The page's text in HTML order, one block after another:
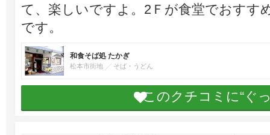
て、楽しいですよ。2Ｆが食堂でおすす
です。
和食そば処 たかぎ
松本市街地 そば・うどん
このクチコミに“ぐ